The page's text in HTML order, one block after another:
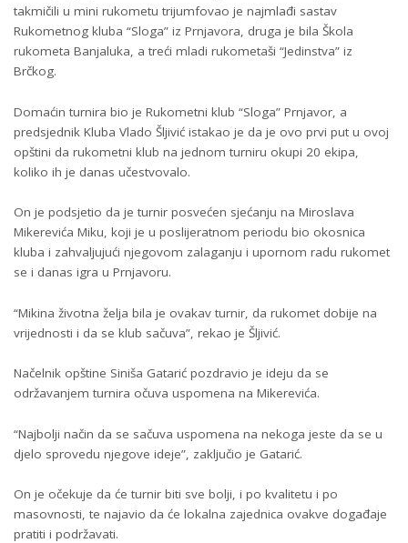
takmičili u mini rukometu trijumfovao je najmlađi sastav
Rukometnog kluba “Sloga” iz Prnjavora, druga je bila Škola
rukometa Banjaluka, a treći mladi rukometaši “Jedinstva” iz
Brčkog.
Domaćin turnira bio je Rukometni klub “Sloga” Prnjavor, a
predsjednik Kluba Vlado Šljivić istakao je da je ovo prvi put u ovoj
opštini da rukometni klub na jednom turniru okupi 20 ekipa,
koliko ih je danas učestvovalo.
On je podsjetio da je turnir posvećen sjećanju na Miroslava
Mikerevića Miku, koji je u poslijeratnom periodu bio okosnica
kluba i zahvaljujući njegovom zalaganju i upornom radu rukomet
se i danas igra u Prnjavoru.
“Mikina životna želja bila je ovakav turnir, da rukomet dobije na
vrijednosti i da se klub sačuva”, rekao je Šljivić.
Načelnik opštine Siniša Gatarić pozdravio je ideju da se
održavanjem turnira očuva uspomena na Mikerevića.
“Najbolji način da se sačuva uspomena na nekoga jeste da se u
djelo sprovedu njegove ideje”, zaključio je Gatarić.
On je očekuje da će turnir biti sve bolji, i po kvalitetu i po
masovnosti, te najavio da će lokalna zajednica ovakve događaje
pratiti i podržavati.